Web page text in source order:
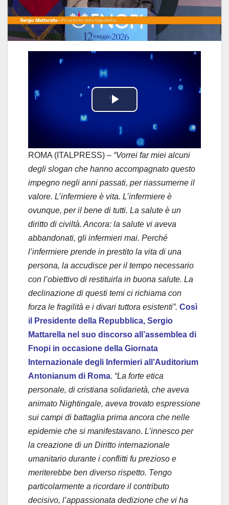
P
l
a
y
V
i
d
e
o
ROMA (ITALPRESS) – “Vorrei far miei alcuni
degli slogan che hanno accompagnato questo
impegno negli anni passati, per riassumerne il
valore. L’infermiere è vita. L’infermiere è
ovunque, per il bene di tutti. La salute è un
diritto di civiltà. Ancora: la salute vi aveva
abbandonati, gli infermieri mai. Perché
l’infermiere prende in prestito la vita di una
persona, la accudisce per il tempo necessario
con l’obiettivo di restituirla in buona salute. La
declinazione di questi temi ci richiama con
forza le fragilità e i divari tuttora esistenti”. Così
il Presidente della Repubblica, Sergio
Mattarella nel suo discorso all’assemblea di
Fnopi in occasione della Giornata
Internazionale degli Infermieri all’Auditorium
Antonianum di Roma. “La forte etica
personale, di cristiana solidarietà, che aveva
animato Nightingale, aveva trovato espressione
sui campi di battaglia prima ancora che nelle
epidemie che si manifestavano. L’innesco per
la creazione di un Diritto internazionale
umanitario durante i conflitti fu prezioso e
meriterebbe ben diverso rispetto. Tengo
particolarmente a ricordare il contributo
decisivo, l’appassionata dedizione che vi ha